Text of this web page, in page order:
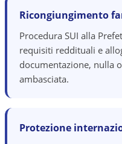
Ricongiungimento
Procedura SUI alla
requisiti reddituali e
documentazione, nulla
ambasciata.
Protezione